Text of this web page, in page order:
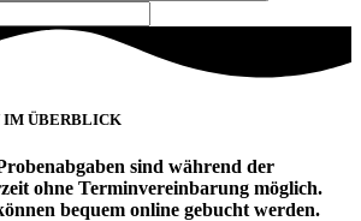
IM ÜBERBLICK
sind während der
ohne Terminvereinbarung möglich.
bequem online gebucht werden.